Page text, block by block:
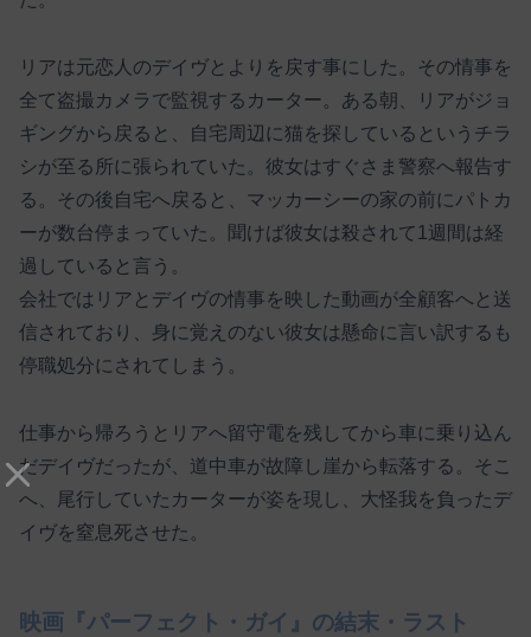
リアは元恋人のデイヴとよりを戻す事にした。その情事を
全て盗撮カメラで監視するカーター。ある朝、リアがジョ
ギングから戻ると、自宅周辺に猫を探しているというチラ
シが至る所に張られていた。彼女はすぐさま警察へ報告す
る。その後自宅へ戻ると、マッカーシーの家の前にパトカ
ーが数台停まっていた。聞けば彼女は殺されて1週間は経
過していると言う。
会社ではリアとデイヴの情事を映した動画が全顧客へと送
信されており、身に覚えのない彼女は懸命に言い訳するも
停職処分にされてしまう。
仕事から帰ろうとリアへ留守電を残してから車に乗り込ん
だデイヴだったが、道中車が故障し崖から転落する。そこ
へ、尾行していたカーターが姿を現し、大怪我を負ったデ
イヴを窒息死させた。
映画『パーフェクト・ガイ』の結末・ラスト